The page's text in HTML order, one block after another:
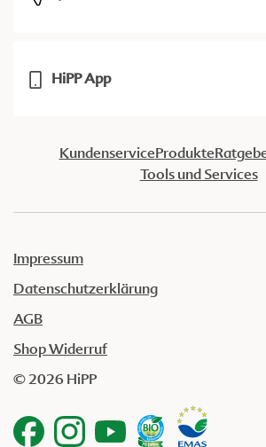
HiPP App
KundenserviceProdukte
Tools und Services
Impressum
Datenschutzerklärung
AGB
Shop Widerruf
© 2026 HiPP